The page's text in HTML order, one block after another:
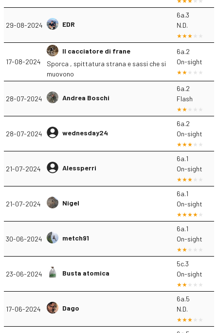
29-08-2024 EDR
6a.3
N.D.
17-08-2024
Il cacciatore di frane
Sporca , spittatura strana e sassi che si
muovono
6a.2
On-sight
28-07-2024 Andrea Boschi
6a.2
Flash
28-07-2024 wednesday24
6a.2
On-sight
21-07-2024 Alessperri
6a.1
On-sight
21-07-2024 Nigel
6a.1
On-sight
30-06-2024 metch91
6a.1
On-sight
23-06-2024 Busta atomica
5c.3
On-sight
17-06-2024 Dago
6a.5
N.D.